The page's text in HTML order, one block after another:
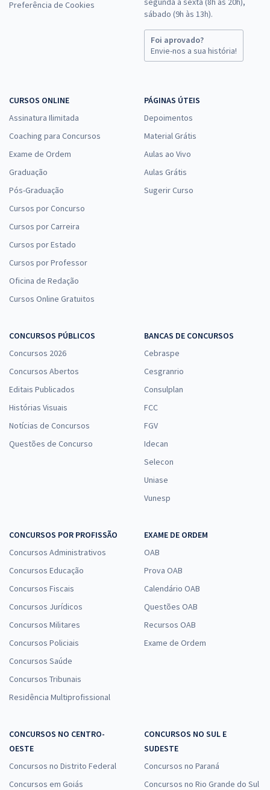
Preferência de Cookies
sábado (9h às 13h).
Foi aprovado?
Envie-nos a sua história!
CURSOS ONLINE
Assinatura Ilimitada
Coaching para Concursos
Exame de Ordem
Graduação
Pós-Graduação
Cursos por Concurso
Cursos por Carreira
Cursos por Estado
Cursos por Professor
Oficina de Redação
Cursos Online Gratuitos
PÁGINAS ÚTEIS
Depoimentos
Material Grátis
Aulas ao Vivo
Aulas Grátis
Sugerir Curso
CONCURSOS PÚBLICOS
Concursos 2026
Concursos Abertos
Editais Publicados
Histórias Visuais
Notícias de Concursos
Questões de Concurso
BANCAS DE CONCURSOS
Cebraspe
Cesgranrio
Consulplan
FCC
FGV
Idecan
Selecon
Uniase
Vunesp
CONCURSOS POR PROFISSÃO
Concursos Administrativos
Concursos Educação
Concursos Fiscais
Concursos Jurídicos
Concursos Militares
Concursos Policiais
Concursos Saúde
Concursos Tribunais
Residência Multiprofissional
EXAME DE ORDEM
OAB
Prova OAB
Calendário OAB
Questões OAB
Recursos OAB
Exame de Ordem
CONCURSOS NO CENTRO-
OESTE
Concursos no Distrito Federal
Concursos em Goiás
CONCURSOS NO SUL E
SUDESTE
Concursos no Paraná
Concursos no Rio Grande do Sul